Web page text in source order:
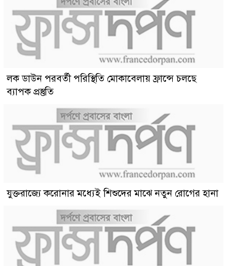
লক ডাউন পরবর্তী পরিস্থিতি মোকাবেলায় ফ্রান্সে চলছে
ব্যাপক প্রস্তুতি
যুক্তরাজ্যে করোনার মধ্যেই শিশুদের মাঝে নতুন রোগের হানা